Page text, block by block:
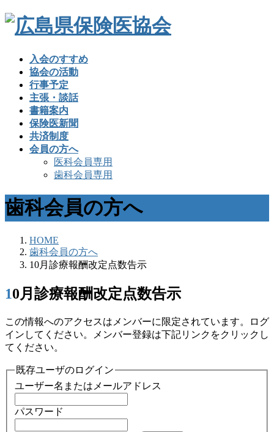
入会のすすめ
協会の活動
行事予定
主張・談話
書籍案内
保険医新聞
共済制度
会員の方へ
医科会員専用
歯科会員専用
歯科会員の方へ
HOME
歯科会員の方へ
10月診療報酬改定点数告示
10月診療報酬改定点数告示
この情報へのアクセスはメンバーに限定されています。ログ
インしてください。メンバー登録は下記リンクをクリックし
てください。
既存ユーザのログイン
ユーザー名またはメールアドレス
パスワード